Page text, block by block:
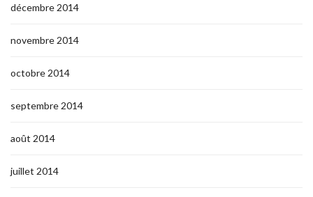
décembre 2014
novembre 2014
octobre 2014
septembre 2014
août 2014
juillet 2014